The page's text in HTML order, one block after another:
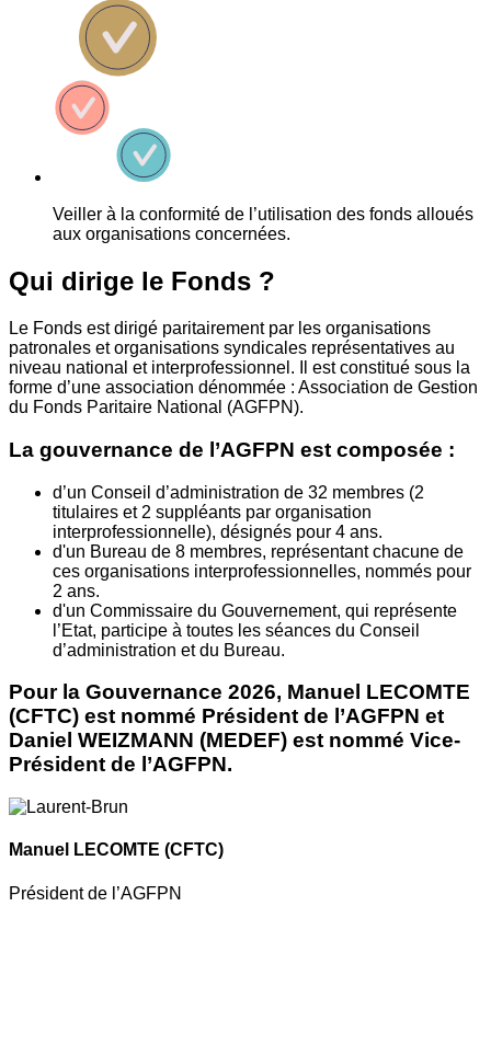
Veiller à la conformité de l’utilisation des fonds alloués
aux organisations concernées.
Qui dirige le Fonds ?
Le Fonds est dirigé paritairement par les organisations
patronales et organisations syndicales représentatives au
niveau national et interprofessionnel. Il est constitué sous la
forme d’une association dénommée : Association de Gestion
du Fonds Paritaire National (AGFPN).
La gouvernance de l’AGFPN est composée :
d’un Conseil d’administration de 32 membres (2
titulaires et 2 suppléants par organisation
interprofessionnelle), désignés pour 4 ans.
d'un Bureau de 8 membres, représentant chacune de
ces organisations interprofessionnelles, nommés pour
2 ans.
d'un Commissaire du Gouvernement, qui représente
l’Etat, participe à toutes les séances du Conseil
d’administration et du Bureau.
Pour la Gouvernance 2026, Manuel LECOMTE
(CFTC) est nommé Président de l’AGFPN et
Daniel WEIZMANN (MEDEF) est nommé Vice-
Président de l’AGFPN.
Manuel LECOMTE (CFTC)
Président de l’AGFPN